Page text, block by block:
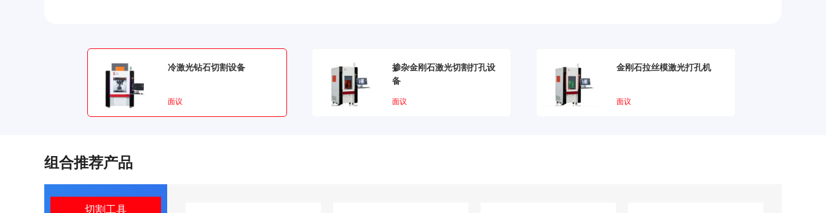
冷激光钻石切割设备
面议
掺杂金刚石激光切割打孔设
备
面议
金刚石拉丝模激光打孔机
面议
组合推荐产品
切割工具